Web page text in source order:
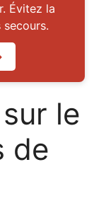
Évitez la
le
de